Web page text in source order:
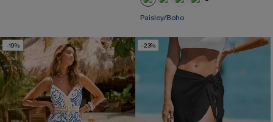
Paisley/Boho
-19% -23%